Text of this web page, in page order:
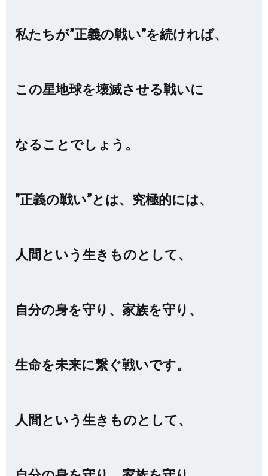
私たちが”正義の戦い”を続ければ、
この星地球を壊滅させる戦いに
なることでしょう。
”正義の戦い”とは、究極的には、
人間という生きものとして、
自分の身を守り、家族を守り、
生命を未来に繋ぐ戦いです。
人間という生きものとして、